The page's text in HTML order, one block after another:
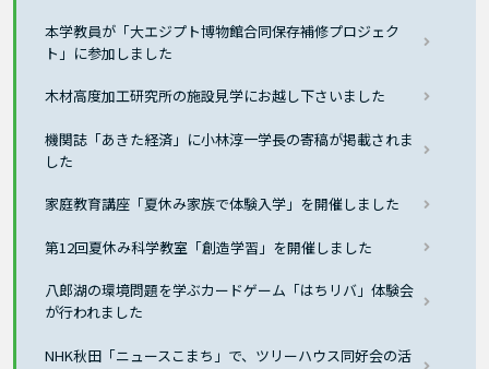
本学教員が「大エジプト博物館合同保存補修プロジェク
ト」に参加しました
木材高度加工研究所の施設見学にお越し下さいました
機関誌「あきた経済」に小林淳一学長の寄稿が掲載されま
した
家庭教育講座「夏休み家族で体験入学」を開催しました
第12回夏休み科学教室「創造学習」を開催しました
八郎湖の環境問題を学ぶカードゲーム「はちリバ」体験会
が行われました
NHK秋田「ニュースこまち」で、ツリーハウス同好会の活